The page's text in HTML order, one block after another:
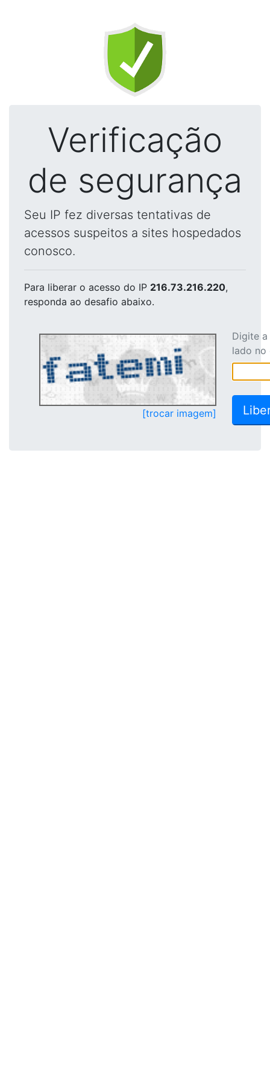
Verificação
de segurança
Seu IP fez diversas tentativas de
acessos suspeitos a sites hospedados
conosco.
Para liberar o acesso do IP 216.73.216.220,
responda ao desafio abaixo.
[trocar imagem]
Digite
lado no